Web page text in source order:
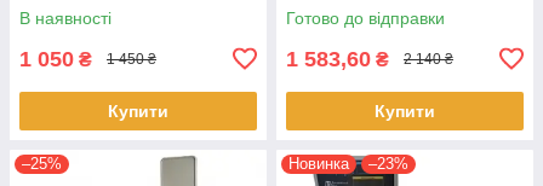
В наявності
1 050 ₴ 1 450 ₴
Купити
Готово до відправки
1 583,60 ₴ 2 140 ₴
Купити
–25% Новинка –23%